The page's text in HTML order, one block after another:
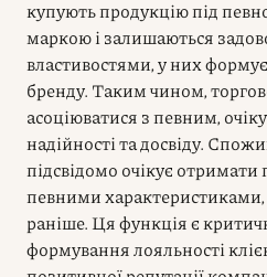
купують продукцію під
маркою і залишаються
властивостями, у них
бренду. Таким чином,
асоціюватися з певним,
надійності та досвіду.
підсвідомо очікує отримати
певними характеристиками,
раніше. Ця функція є
формування лояльності